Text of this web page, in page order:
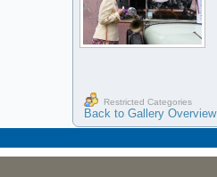
Restricted Categories
Back to Gallery Overview